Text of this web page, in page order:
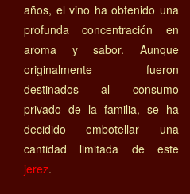
años, el vino ha obtenido una
profunda concentración en
aroma y sabor. Aunque
originalmente fueron
destinados al consumo
privado de la familia, se ha
decidido embotellar una
cantidad limitada de este
jerez.